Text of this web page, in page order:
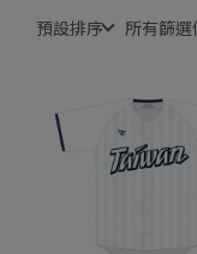
預設排序 所有篩